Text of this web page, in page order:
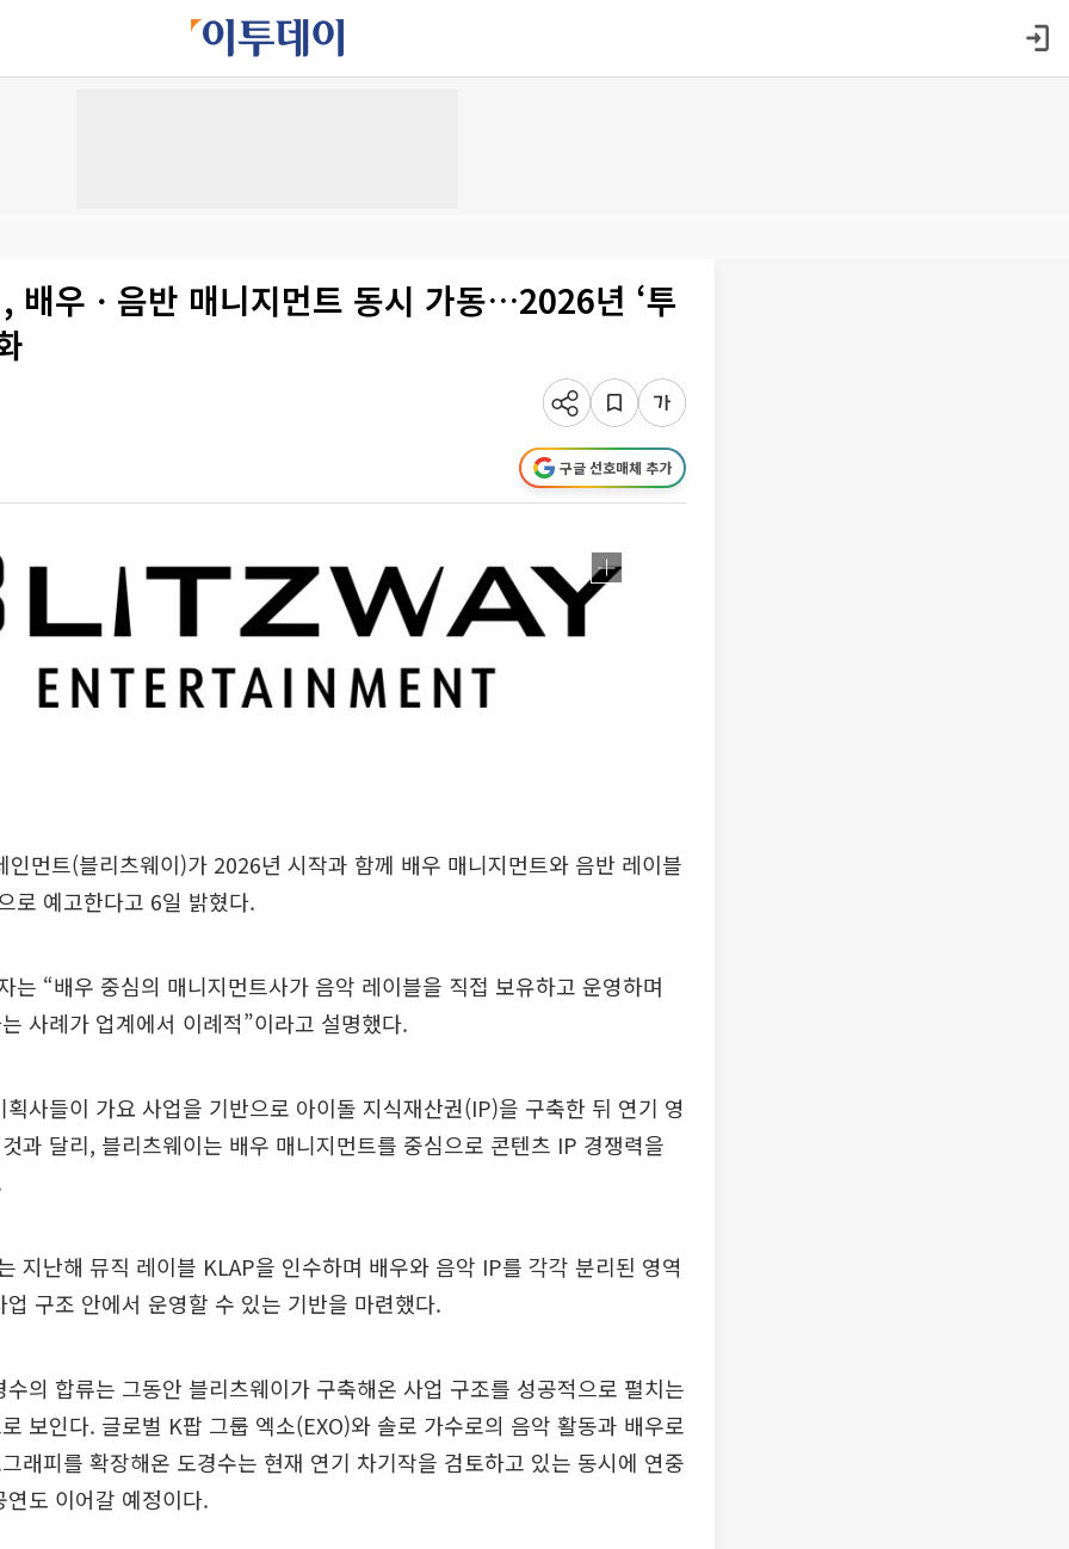
배우ㆍ음반 매니지먼트 동시 가동…2026년 ‘투
구글 선호매체 추가
인먼트(블리츠웨이)가 2026년 시작과 함께 배우 매니지먼트와 음반 레이블
로 예고한다고 6일 밝혔다.
는 “배우 중심의 매니지먼트사가 음악 레이블을 직접 보유하고 운영하며
사례가 업계에서 이례적”이라고 설명했다.
사들이 가요 사업을 기반으로 아이돌 지식재산권(IP)을 구축한 뒤 연기 영
과 달리, 블리츠웨이는 배우 매니지먼트를 중심으로 콘텐츠 IP 경쟁력을
지난해 뮤직 레이블 KLAP을 인수하며 배우와 음악 IP를 각각 분리된 영역
구조 안에서 운영할 수 있는 기반을 마련했다.
의 합류는 그동안 블리츠웨이가 구축해온 사업 구조를 성공적으로 펼치는
보인다. 글로벌 K팝 그룹 엑소(EXO)와 솔로 가수로의 음악 활동과 배우로
래피를 확장해온 도경수는 현재 연기 차기작을 검토하고 있는 동시에 연중
도 이어갈 예정이다.